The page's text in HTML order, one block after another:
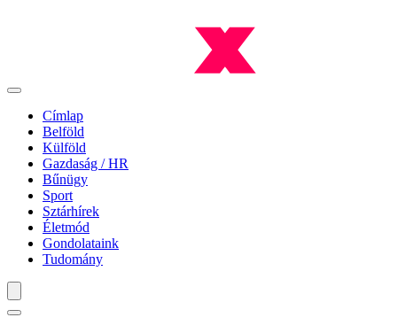
Címlap
Belföld
Külföld
Gazdaság / HR
Bűnügy
Sport
Sztárhírek
Életmód
Gondolataink
Tudomány